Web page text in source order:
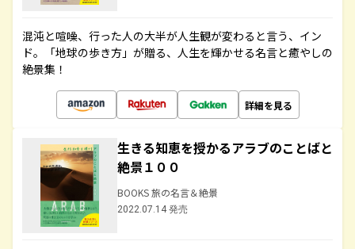
混沌と喧噪、行った人の大半が人生観が変わると言う、イン
ド。「地球の歩き方」が贈る、人生を輝かせる名言と癒やしの
絶景集！
詳細を見る
生きる知恵を授かるアラブのことばと
絶景１００
BOOKS 旅の名言＆絶景
2022.07.14 発売